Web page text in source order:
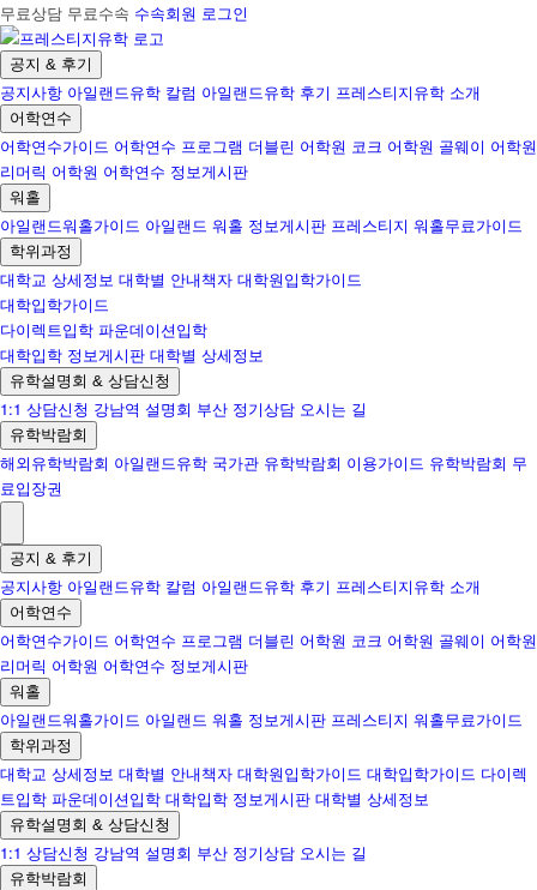
무료상담 무료수속 수속회원 로그인
공지 & 후기
공지사항 아일랜드유학 칼럼 아일랜드유학 후기 프레스티지유학 소개
어학연수
어학연수가이드 어학연수 프로그램 더블린 어학원 코크 어학원 골웨이 어학원
리머릭 어학원 어학연수 정보게시판
워홀
아일랜드워홀가이드 아일랜드 워홀 정보게시판 프레스티지 워홀무료가이드
학위과정
대학교 상세정보 대학별 안내책자 대학원입학가이드
대학입학가이드
다이렉트입학 파운데이션입학
대학입학 정보게시판 대학별 상세정보
유학설명회 & 상담신청
1:1 상담신청 강남역 설명회 부산 정기상담 오시는 길
유학박람회
해외유학박람회 아일랜드유학 국가관 유학박람회 이용가이드 유학박람회 무
료입장권
공지 & 후기
공지사항 아일랜드유학 칼럼 아일랜드유학 후기 프레스티지유학 소개
어학연수
어학연수가이드 어학연수 프로그램 더블린 어학원 코크 어학원 골웨이 어학원
리머릭 어학원 어학연수 정보게시판
워홀
아일랜드워홀가이드 아일랜드 워홀 정보게시판 프레스티지 워홀무료가이드
학위과정
대학교 상세정보 대학별 안내책자 대학원입학가이드 대학입학가이드 다이렉
트입학 파운데이션입학 대학입학 정보게시판 대학별 상세정보
유학설명회 & 상담신청
1:1 상담신청 강남역 설명회 부산 정기상담 오시는 길
유학박람회